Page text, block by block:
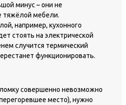
минус – они не
тяжёлой мебели.
например, кухонного
стоять на электрической
случится термический
функционировать.
совершенно невозможно
место), нужно